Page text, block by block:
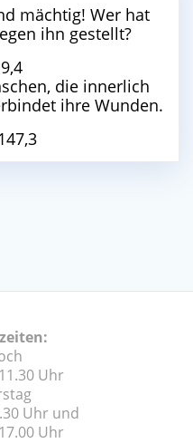
mächtig! Wer hat
ihn gestellt?
die innerlich
ihre Wunden.
Uhr
Uhr und
Uhr